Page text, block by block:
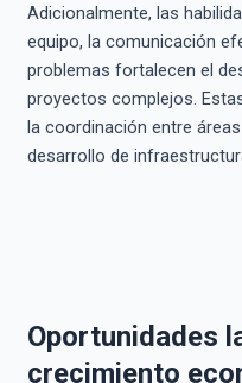
Adicionalmente, las
equipo, la comunicación
problemas fortalecen el
proyectos complejos.
la coordinación entre
desarrollo de
Oportunidades
crecimiento